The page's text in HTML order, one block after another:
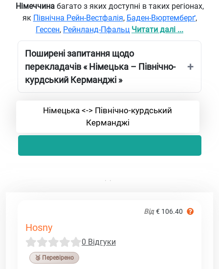
Німеччина багато з яких доступні в таких регіонах,
як Північна Рейн-Вестфалія, Баден-Вюртемберґ,
Гессен, Рейнланд-Пфальц Читати далі ...
Поширені запитання щодо
перекладачів « Німецька – Північно-
курдський Керманджі »
Німецька <-> Північно-курдський
Керманджі
Від € 106.40
Hosny
0 Відгуки
🥉 Перевірено